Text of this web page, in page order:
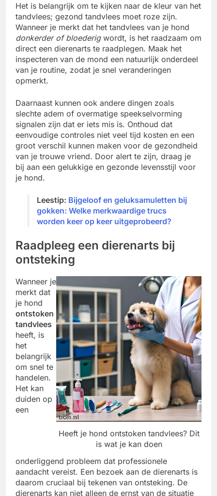
Het is belangrijk om te kijken naar de kleur van het
tandvlees; gezond tandvlees moet roze zijn.
Wanneer je merkt dat het tandvlees van je hond
donkerder of bloederigwordt, is het raadzaam om
direct een dierenarts te raadplegen. Maak het
inspecteren van de mond een natuurlijk onderdeel
van je routine, zodat je snel veranderingen
opmerkt.
Daarnaast kunnen ook andere dingen zoals
slechte adem of overmatige speekselvorming
signalen zijn dat er iets mis is. Onthoud dat
eenvoudige controles niet veel tijd kosten en een
groot verschil kunnen maken voor de gezondheid
van je trouwe vriend. Door alert te zijn, draag je
bij aan een gelukkige en gezonde levensstijl voor
je hond.
Leestip: Bijgeloof en geluksamuletten bij
gokken: Welke merkwaardige trucs
worden keer op keer uitgeprobeerd?
Raadpleeg een dierenarts bij
ontsteking
Heeft je hond ontstoken tandvlees? Dit
is wat je kan doen
Wanneer je
merkt dat
je hond
ontstoken
tandvlees
heeft, is
het
belangrijk
om snel te
handelen.
Het kan
duiden op
een
onderliggend probleem dat professionele
aandacht vereist. Een bezoek aan de dierenarts is
daarom cruciaal bij tekenen van ontsteking. De
dierenarts kan niet alleen de ernst van de situatie